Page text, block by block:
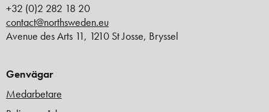
+32 (0)2 282 18 20
contact@northsweden.eu
Avenue des Arts 11, 1210 St Josse, Bryssel
Genvägar
Medarbetare